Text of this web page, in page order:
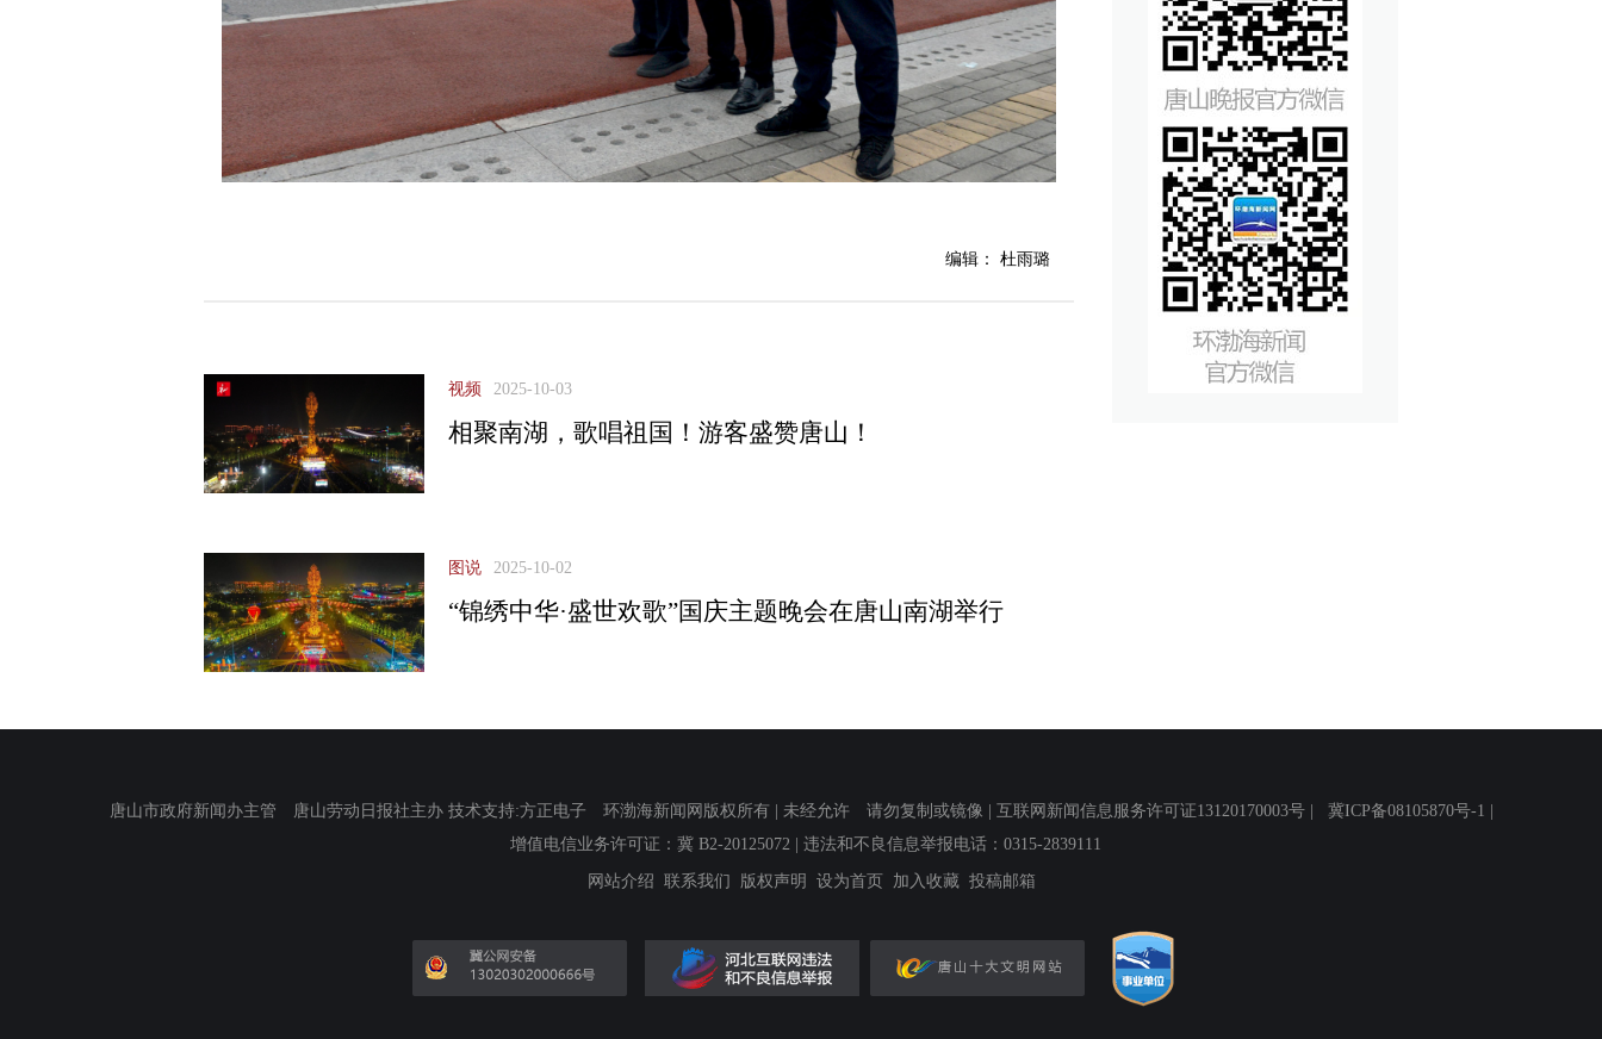
编辑： 杜雨璐
视频 2025-10-03
相聚南湖，歌唱祖国！游客盛赞唐山！
图说 2025-10-02
“锦绣中华·盛世欢歌”国庆主题晚会在唐山南湖举行
唐山市政府新闻办主管 唐山劳动日报社主办 技术支持:方正电子 环渤海新闻网版权所有 | 未经允许 请勿复制或镜像 | 互联网新闻信息服务许可证13120170003号 | 冀ICP备08105870号-1
增值电信业务许可证：冀 B2-20125072 | 违法和不良信息举报电话：0315-2839111
网站介绍 联系我们 版权声明 设为首页 加入收藏 投稿邮箱